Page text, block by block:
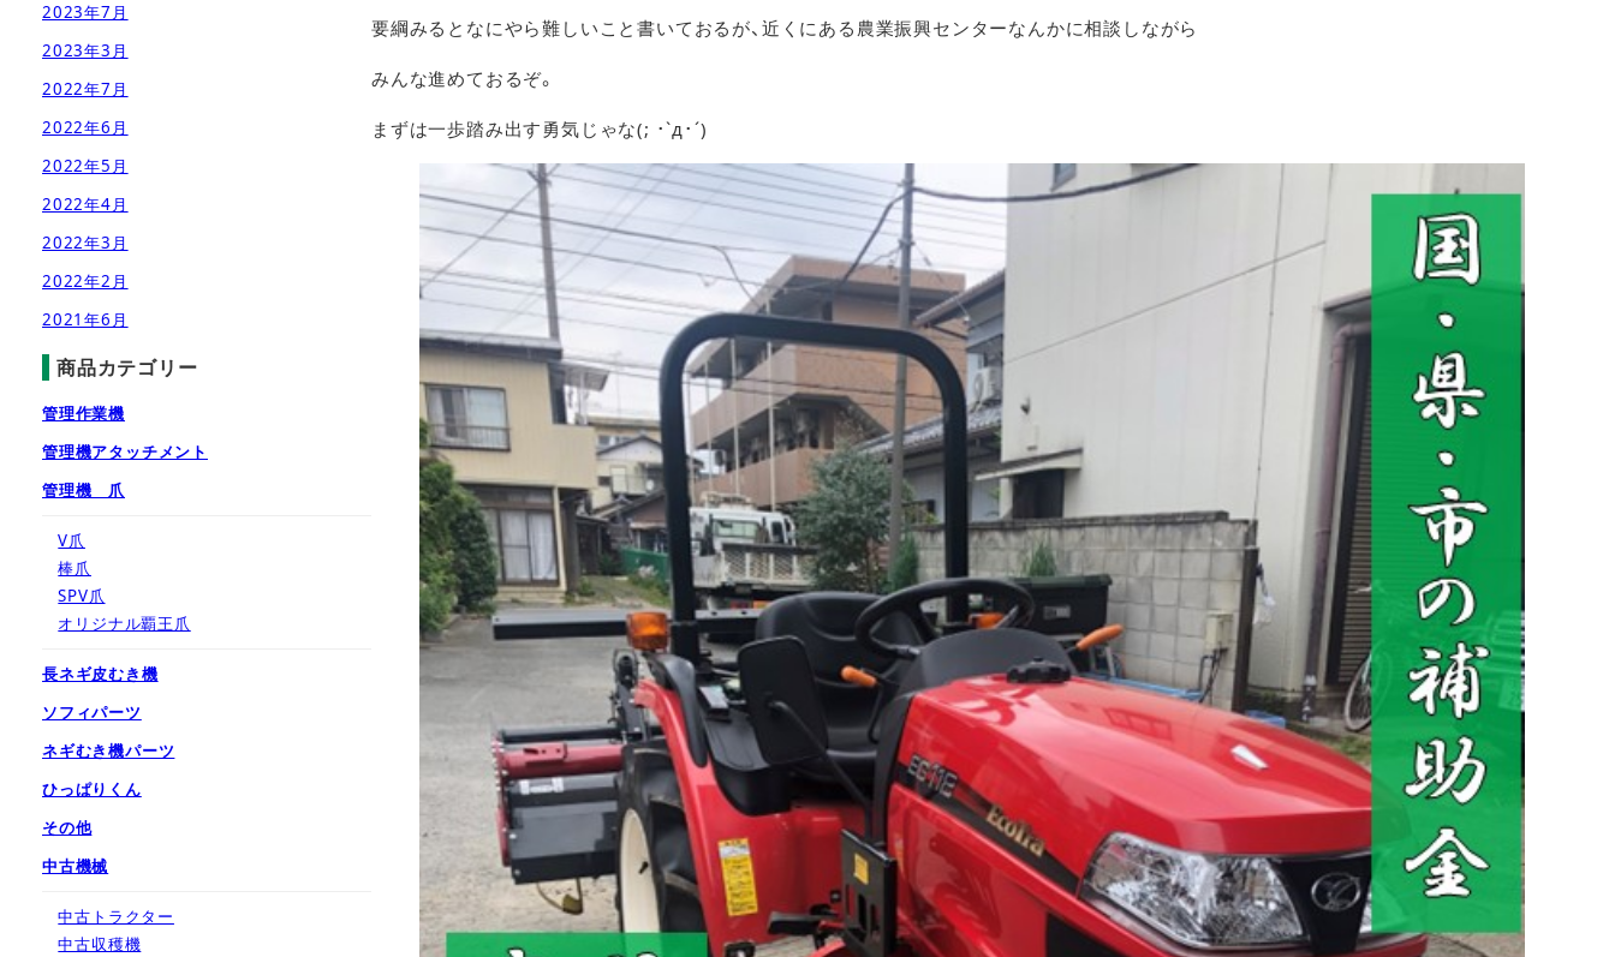
要綱みるとなにやら難しいこと書いておるが、近くにある農業振興センターなんかに相談しながら
みんな進めておるぞ。
まずは一歩踏み出す勇気じゃな(; ･`д･´)
2023年7月
2023年3月
2022年7月
2022年6月
2022年5月
2022年4月
2022年3月
2022年2月
2021年6月
商品カテゴリー
管理作業機
管理機アタッチメント
管理機 爪
V爪
棒爪
SPV爪
オリジナル覇王爪
長ネギ皮むき機
ソフィパーツ
ネギむき機パーツ
ひっぱりくん
その他
中古機械
中古トラクター
中古収穫機